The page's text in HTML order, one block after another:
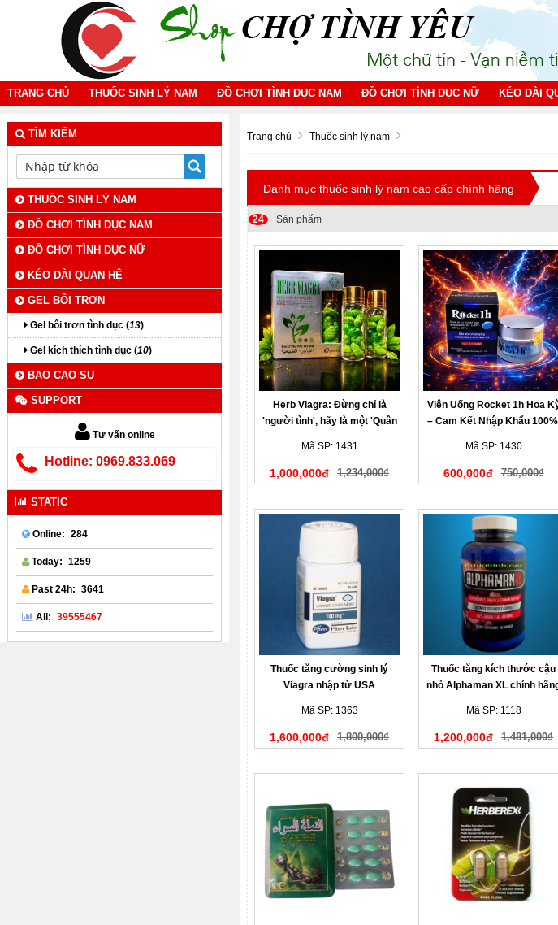
TRANG CHỦ THUỐC SINH LÝ NAM ĐỒ CHƠI TÌNH DỤC NAM ĐỒ CHƠI TÌNH DỤC NỮ KÉO DÀI
Trang chủ Thuốc sinh lý nam
Danh mục thuốc sinh lý nam cao cấp chính hãng
24 Sản phẩm
Herb Viagra: Đừng chỉ là
'người tình', hãy là một 'Quân
Mã SP: 1431
1,000,000đ 1,234,000₫
Viên Uống Rocket 1h Hoa
– Cam Kết Nhập Khẩu
Mã SP: 1430
600,000đ 750,000₫
Thuốc tăng cường sinh lý
Viagra nhập từ USA
Mã SP: 1363
1,600,000đ 1,800,000₫
Thuốc tăng kích thước cậu
nhỏ Alphaman XL chính
Mã SP: 1118
1,200,000đ 1,481,000₫
TÌM KIẾM
THUỐC SINH LÝ NAM
ĐỒ CHƠI TÌNH DỤC NAM
ĐỒ CHƠI TÌNH DỤC NỮ
KÉO DÀI QUAN HỆ
GEL BÔI TRƠN
Gel bôi trơn tình dục (13)
Gel kích thích tình dục (10)
BAO CAO SU
SUPPORT
Tư vấn online
Hotline: 0969.833.069
STATIC
Online: 284
Today: 1259
Past 24h: 3641
All: 39555467